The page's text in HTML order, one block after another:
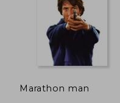
45%
dcto.
Marathon man